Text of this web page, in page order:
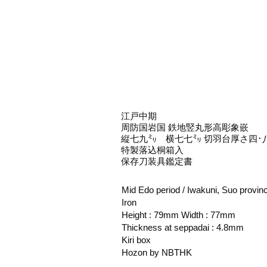
江戸中期
周防国岩国 鉄地竪丸形高彫象嵌
縦七九㍉ 横七七㍉ 切羽台厚さ四･
特製落込桐箱入
保存刀装具鑑定書
Mid Edo period / Iwakuni, Suo
Iron
Height : 79mm Width : 77mm
Thickness at seppadai : 4.8mm
Kiri box
Hozon by NBTHK